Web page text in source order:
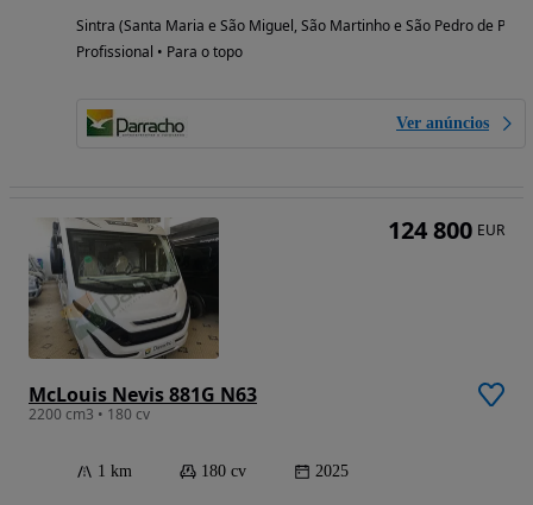
Sintra (Santa Maria e São Miguel, São Martinho e São Pedro de
Profissional • Para o topo
Ver anúncios
McLouis Nevis 881G N63
2200 cm3 • 180 cv
1 km 180 cv 2025
124 800 EUR